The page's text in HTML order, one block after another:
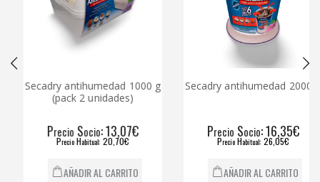
Secadry antihumedad 1000 g
(pack 2 unidades)
recioS ocio: 13,07€
recioHabitual: 20,70€
AÑADIR AL CARRITO
Secadry antihumedad 2000 g
recioS ocio: 16,35€
recioHabitual: 26,05€
AÑADIR AL CARRITO